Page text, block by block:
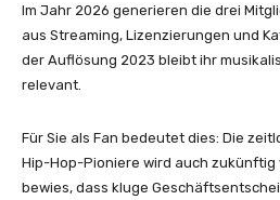
Im Jahr 2026 generieren die drei
aus Streaming, Lizenzierungen und
der Auflösung 2023 bleibt ihr
relevant.
Für Sie als Fan bedeutet dies: Die
Hip-Hop-Pioniere wird auch zukünftig
bewies, dass kluge